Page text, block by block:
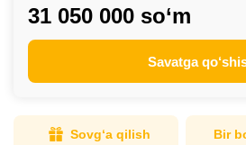
31 050 000 so‘m
Savatga
Sovg‘a qilish Bir